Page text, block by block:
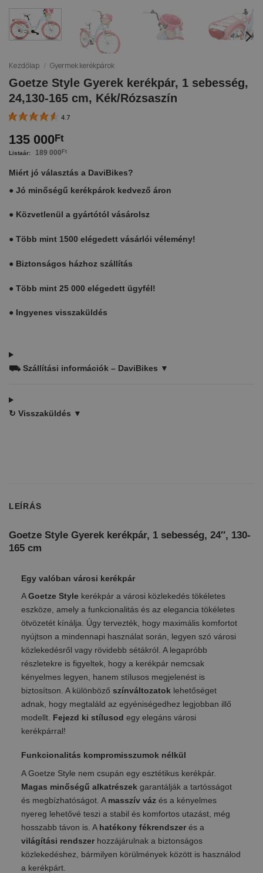
Kezdőlap / Gyermek kerékpárok
Goetze Style Gyerek kerékpár, 1 sebesség,
24,130-165 cm, Kék/Rózsaszín
4.7
135 000Ft
189 000 Ft
Miért jó választás a DaviBikes?
● Jó minőségű kerékpárok kedvező áron
● Közvetlenül a gyártótól vásárolsz
● Több mint 1500 elégedett vásárlói vélemény!
● Biztonságos házhoz szállítás
● Több mint 25 000 elégedett ügyfél!
● Ingyenes visszaküldés
⛟ Szállítási információk – DaviBikes ▼
↻ Visszaküldés ▼
LEÍRÁS
Goetze Style Gyerek kerékpár, 1 sebesség, 24″, 130-
165 cm
Egy valóban városi kerékpár
AGoetze Stylekerékpár a városi közlekedés tökéletes
eszköze, amely a funkcionalitás és az elegancia tökéletes
ötvözetét kínálja. Úgy tervezték, hogy maximális komfortot
nyújtson a mindennapi használat során, legyen szó városi
közlekedésről vagy rövidebb sétákról. A legapróbb
részletekre is figyeltek, hogy a kerékpár nemcsak
kényelmes legyen, hanem stílusos megjelenést is
biztosítson. A különböző színváltozatok lehetőséget
adnak, hogy megtaláld az egyéniségedhez legjobban illő
modellt. Fejezd ki stílusod egy elegáns városi
kerékpárral!
Funkcionalitás kompromisszumok nélkül
A Goetze Style nem csupán egy esztétikus kerékpár.
Magas minőségű alkatrészek garantálják a tartósságot
és megbízhatóságot. A masszív váz és a kényelmes
nyereg lehetővé teszi a stabil és komfortos utazást, még
hosszabb távon is. A hatékony fékrendszerés a
világítási rendszerhozzájárulnak a biztonságos
közlekedéshez, bármilyen körülmények között is használod
a kerékpárt.